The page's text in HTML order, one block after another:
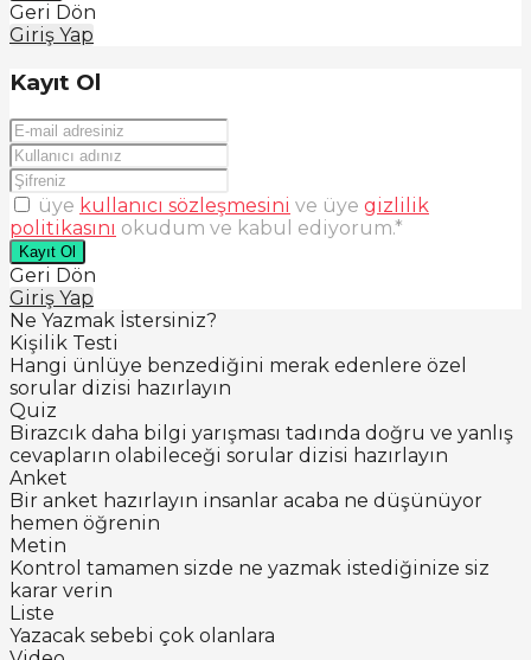
Geri Dön
Giriş Yap
Kayıt Ol
üye kullanıcı sözleşmesini ve üye gizlilik
politikasını okudum ve kabul ediyorum.*
Kayıt Ol
Geri Dön
Giriş Yap
Ne Yazmak İstersiniz?
Kişilik Testi
Hangi ünlüye benzediğini merak edenlere özel
sorular dizisi hazırlayın
Quiz
Birazcık daha bilgi yarışması tadında doğru ve yanlış
cevapların olabileceği sorular dizisi hazırlayın
Anket
Bir anket hazırlayın insanlar acaba ne düşünüyor
hemen öğrenin
Metin
Kontrol tamamen sizde ne yazmak istediğinize siz
karar verin
Liste
Yazacak sebebi çok olanlara